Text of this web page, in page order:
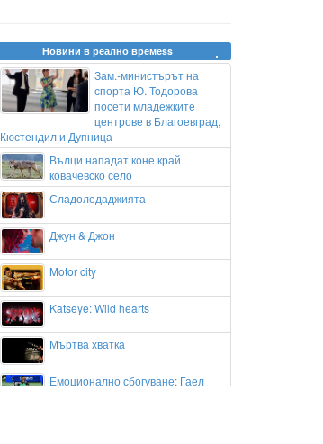
Новини в реално времеss
Зам.-министърът на
спорта Ю. Тодорова
посети младежките
центрове в Благоевград,
Кюстендил и Дупница
Вълци нападат коне край
ковачевско село
Сладоледаджията
Джун & Джон
Motor city
Katseye: Wild hearts
Мъртва хватка
Емоционално сбогуване: Гаел